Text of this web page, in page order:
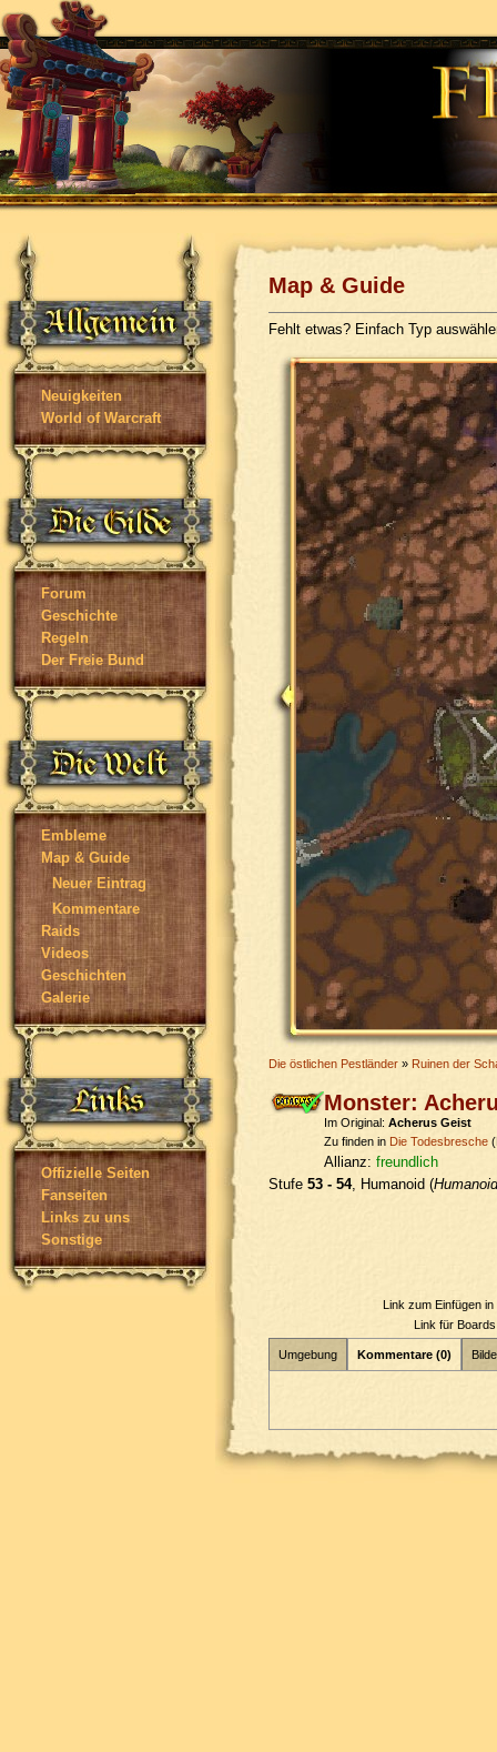
Neuigkeiten
World of Warcraft
Forum
Geschichte
Regeln
Der Freie Bund
Embleme
Map & Guide
Neuer Eintrag
Kommentare
Raids
Videos
Geschichten
Galerie
Offizielle Seiten
Fanseiten
Links zu uns
Sonstige
Map & Guide
Fehlt etwas? Einfach Typ
Die östlichen Pestländer » Ruinen der
Monster:
Im Original: Acherus Geist
Zu finden in Die Todesbresche
Allianz: freundlich
Stufe 53 - 54, Humanoid (Humanoid
Link zum Einfügen
Link für
Umgebung Kommentare (0)